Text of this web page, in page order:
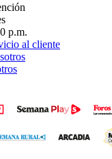
p.m.
al cliente